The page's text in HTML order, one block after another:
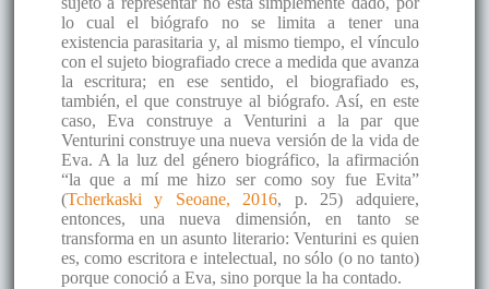
lo cual el biógrafo no se limita a tener una
existencia parasitaria y, al mismo tiempo, el vínculo
con el sujeto biografiado crece a medida que avanza
la escritura; en ese sentido, el biografiado es,
también, el que construye al biógrafo. Así, en este
caso, Eva construye a Venturini a la par que
Venturini construye una nueva versión de la vida de
Eva. A la luz del género biográfico, la afirmación
“la que a mí me hizo ser como soy fue Evita”
(Tcherkaski y Seoane, 2016, p. 25) adquiere,
entonces, una nueva dimensión, en tanto se
transforma en un asunto literario: Venturini es quien
es, como escritora e intelectual, no sólo (o no tanto)
porque conoció a Eva, sino porque la ha contado.